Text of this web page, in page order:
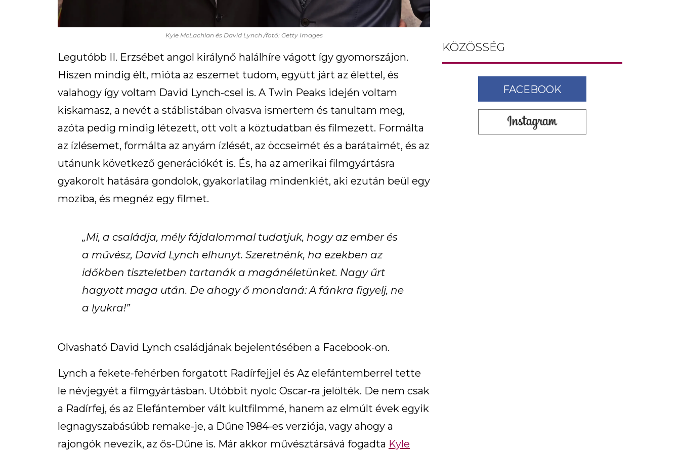
Kyle McLachlan és David Lynch /fotó: Getty Images
Legutóbb II. Erzsébet angol királynő halálhíre vágott így gyomorszájon.
Hiszen mindig élt, mióta az eszemet tudom, együtt járt az élettel, és
valahogy így voltam David Lynch-csel is. A Twin Peaks idején voltam
kiskamasz, a nevét a stáblistában olvasva ismertem és tanultam meg,
azóta pedig mindig létezett, ott volt a köztudatban és filmezett. Formálta
az ízlésemet, formálta az anyám ízlését, az öccseimét és a barátaimét, és az
utánunk következő generációkét is. És, ha az amerikai filmgyártásra
gyakorolt hatására gondolok, gyakorlatilag mindenkiét, aki ezután beül egy
moziba, és megnéz egy filmet.
„Mi, a családja, mély fájdalommal tudatjuk, hogy az ember és
a művész, David Lynch elhunyt. Szeretnénk, ha ezekben az
időkben tiszteletben tartanák a magánéletünket. Nagy űrt
hagyott maga után. De ahogy ő mondaná: A fánkra figyelj, ne
a lyukra!”
Olvasható David Lynch családjának bejelentésében a Facebook-on.
Lynch a fekete-fehérben forgatott Radírfejjel és Az elefántemberrel tette
le névjegyét a filmgyártásban. Utóbbit nyolc Oscar-ra jelölték. De nem csak
a Radírfej, és az Elefántember vált kultfilmmé, hanem az elmúlt évek egyik
legnagyszabásúbb remake-je, a Dűne 1984-es verziója, vagy ahogy a
rajongók nevezik, az ős-Dűne is. Már akkor művésztársává fogadta Kyle
KÖZÖSSÉG
FACEBOOK